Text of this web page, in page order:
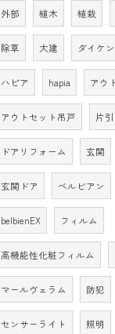
外部 植木 植栽
除草 大建 ダイケン
ハピア hapia アウ
アウトセット吊戸 片引
ドアリフォーム 玄関
玄関ドア ベルビアン
belbienEX フィルム
高機能性化粧フィルム
マールヴェラム 防犯
センサーライト 照明